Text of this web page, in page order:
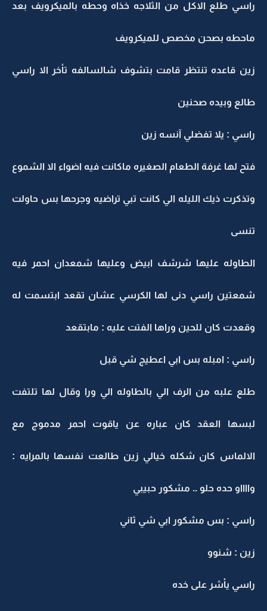
راسي طلع الاكل من الثلاجه خذاه وحطه بالميكرويف بعد
ماحطه بصحن مخصص للميكرويف
زين قاعده تنتظر قامت بتشوف شالسالفه تأخر الا راسي
طالع وبيده صحنين
راسي : يلا تفضلي آنسه زين
فتح لها غرفة الطعام الصغيره ماكانت فيه اضواء الا الشموع
وتذكرت ذيك الليله الي كانت تبي تراضيه وجرحها بس حاولت
تنسى
الطاوله عليها شرشف ابيض وعليها شمعدان احمر فيه
شمعتين راسي دنى لها الكرسي عشان تقعد ابتسمت له
وقعدت كان للحين وراها الفتت عليه : مابتقعد
راسي : امبله بس ابي اعطيج شي قبل
طلع علبه من الرف الي بالطاوله الي ورا وقال لها تلتفت
لبسها العقد كان عباره عن ياقوت احمر مدموج مع
الالماس كان شكله خيالي زين طالعت نفسها بالمرايه :
وااااو حده حلو .. مشكور حبيبي
راسي : بس مشكور ابي شي ثاني
زين : شنوو
راسي يأشر على خده